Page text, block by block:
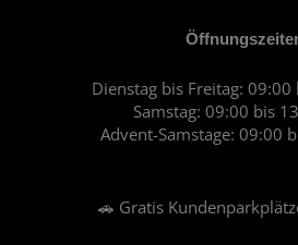
Dienstag bis Freitag:
Samstag: 09:00 bis
Advent-Samstage: 09:00
🚗 Gratis